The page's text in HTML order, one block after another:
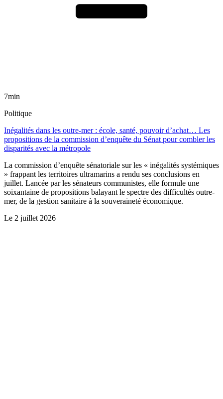
7min
Politique
Inégalités dans les outre-mer : école, santé, pouvoir d’achat… Les
propositions de la commission d’enquête du Sénat pour combler les
disparités avec la métropole
La commission d’enquête sénatoriale sur les « inégalités systémiques
» frappant les territoires ultramarins a rendu ses conclusions en
juillet. Lancée par les sénateurs communistes, elle formule une
soixantaine de propositions balayant le spectre des difficultés outre-
mer, de la gestion sanitaire à la souveraineté économique.
Le 2 juillet 2026